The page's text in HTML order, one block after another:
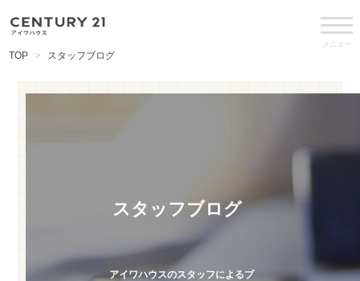
メニュー
TOP スタッフブログ
スタッフブログ
アイワハウスのスタッフによるブ